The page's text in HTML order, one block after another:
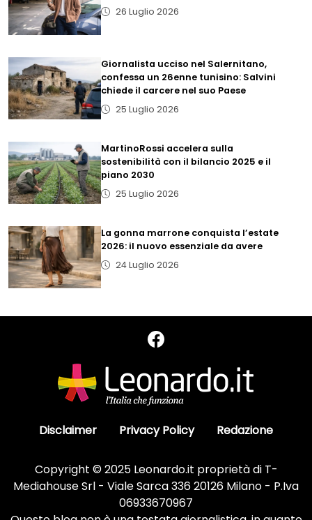
26 Luglio 2026
Giornalista ucciso nel Salernitano,
confessa un 26enne tunisino: Salvini
chiede il carcere nel suo Paese
25 Luglio 2026
MartinoRossi accelera sulla
sostenibilità con il bilancio 2025 e il
piano 2030
25 Luglio 2026
La gonna marrone conquista l’estate
2026: il nuovo essenziale da avere
24 Luglio 2026
Disclaimer Privacy Policy Redazione
Copyright © 2025 Leonardo.it proprietà di T-
Mediahouse Srl - Viale Sarca 336 20126 Milano - P.Iva
06933670967